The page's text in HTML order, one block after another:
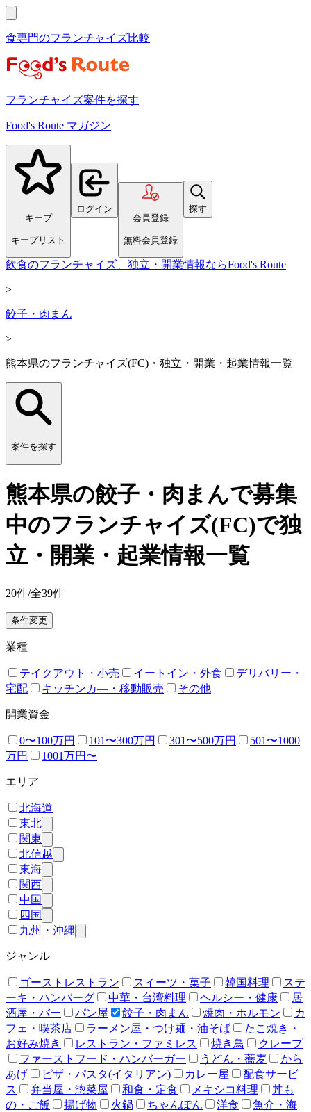
食専門のフランチャイズ比較
フランチャイズ案件を探す
Food's Route マガジン
キープ
キープリスト
ログイン
会員登録
無料会員登録
探す
飲食のフランチャイズ、独立・開業情報ならFood's Route
>
餃子・肉まん
>
熊本県のフランチャイズ(FC)・独立・開業・起業情報一覧
案件を探す
熊本県の餃子・肉まんで募集
中のフランチャイズ(FC)で独
立・開業・起業情報一覧
20件/全39件
条件変更
業種
テイクアウト・小売 イートイン・外食
デリバリー・
宅配
キッチンカ―・移動販売 その他
開業資金
0〜100万円 101〜300万円 301〜500万円
501〜1000
万円
1001万円〜
エリア
北海道
東北
関東
北信越
東海
関西
中国
四国
九州・沖縄
ジャンル
ゴーストレストラン スイーツ・菓子 韓国料理
ステ
ーキ・ハンバーグ
中華・台湾料理 ヘルシー・健康
居
酒屋・バー
パン屋 餃子・肉まん 焼肉・ホルモン
カ
フェ・喫茶店
ラーメン屋・つけ麺・油そば
たこ焼き・
お好み焼き
レストラン・ファミレス 焼き鳥
クレープ
ファーストフード・ハンバーガー
うどん・蕎麦
から
あげ
ピザ・パスタ(イタリアン) カレー屋
配食サービ
ス
弁当屋・惣菜屋 和食・定食 メキシコ料理
丼も
の・ご飯
揚げ物 火鍋 ちゃんぽん 洋食
魚介・海